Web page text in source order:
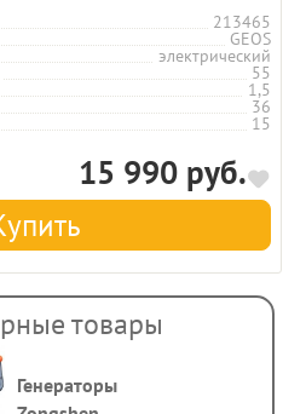
213465
GEOS
электрический
55
1,5
36
15
15 990 руб.
товары
Генераторы